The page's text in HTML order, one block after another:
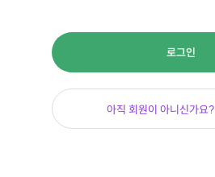
로그인
아직 회원이 아니신가요?